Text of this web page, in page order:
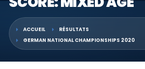
ACCUEIL
RÉSULTATS
GERMAN NATIONAL CHAMPIONSHIPS 2020